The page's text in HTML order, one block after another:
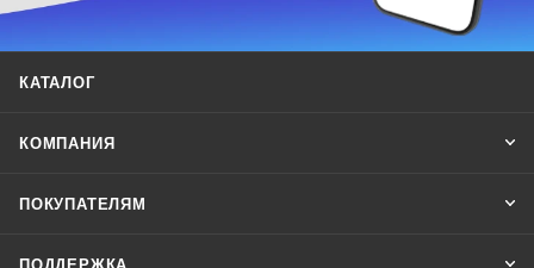
КАТАЛОГ
КОМПАНИЯ
ПОКУПАТЕЛЯМ